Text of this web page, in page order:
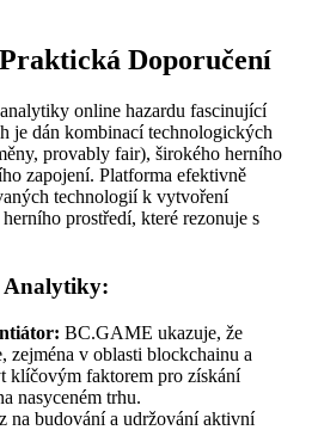
Doporučení
online hazardu fascinující
je dán kombinací technologických
provably fair), širokého herního
zapojení. Platforma efektivně
technologií k vytvoření
prostředí, které rezonuje s
Analytiky:
BC.GAME ukazuje, že
zejména v oblasti blockchainu a
klíčovým faktorem pro získání
nasyceném trhu.
na budování a udržování aktivní